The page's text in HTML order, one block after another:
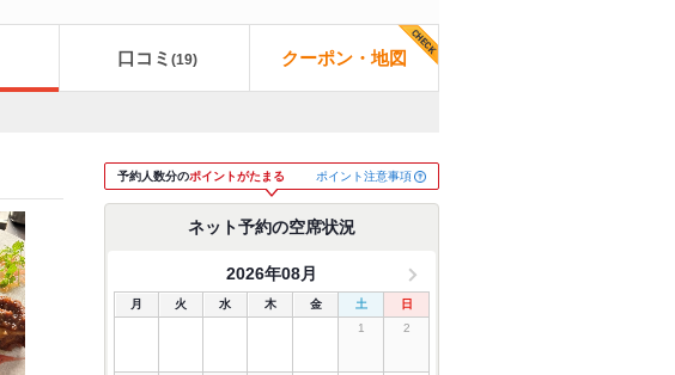
口コミ (19) クーポン・地図
予約人数分のポイントがたまる ポイント注意事項
ネット予約の空席状況
2026年08月
月 火 水 木 金 土
日
1
2